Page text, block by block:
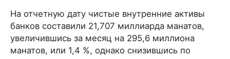
На отчетную дату чистые внутренние активы
банков составили 21,707 миллиарда манатов,
увеличившись за месяц на 295,6 миллиона
манатов, или 1,4 %, однако снизившись по